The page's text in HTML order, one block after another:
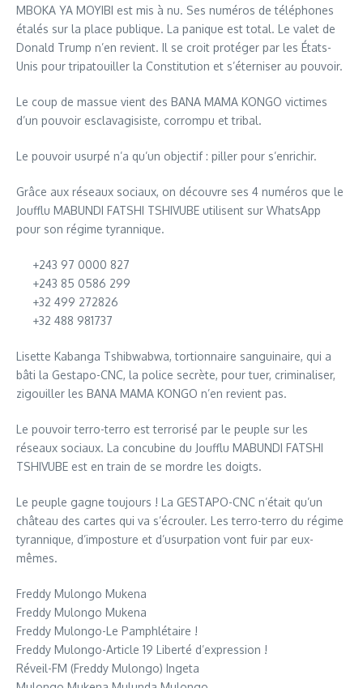
MBOKA YA MOYIBI est mis à nu. Ses numéros de téléphones
étalés sur la place publique. La panique est total. Le valet de
Donald Trump n’en revient. Il se croit protéger par les États-
Unis pour tripatouiller la Constitution et s’éterniser au pouvoir.
Le coup de massue vient des BANA MAMA KONGO victimes
d’un pouvoir esclavagisiste, corrompu et tribal.
Le pouvoir usurpé n’a qu’un objectif : piller pour s’enrichir.
Grâce aux réseaux sociaux, on découvre ses 4 numéros que le
Joufflu MABUNDI FATSHI TSHIVUBE utilisent sur WhatsApp
pour son régime tyrannique.
+243 97 0000 827
+243 85 0586 299
+32 499 272826
+32 488 981737
Lisette Kabanga Tshibwabwa, tortionnaire sanguinaire, qui a
bâti la Gestapo-CNC, la police secrète, pour tuer, criminaliser,
zigouiller les BANA MAMA KONGO n’en revient pas.
Le pouvoir terro-terro est terrorisé par le peuple sur les
réseaux sociaux. La concubine du Joufflu MABUNDI FATSHI
TSHIVUBE est en train de se mordre les doigts.
Le peuple gagne toujours ! La GESTAPO-CNC n’était qu’un
château des cartes qui va s’écrouler. Les terro-terro du régime
tyrannique, d’imposture et d’usurpation vont fuir par eux-
mêmes.
Freddy Mulongo Mukena
Freddy Mulongo Mukena
Freddy Mulongo-Le Pamphlétaire !
Freddy Mulongo-Article 19 Liberté d’expression !
Réveil-FM (Freddy Mulongo) Ingeta